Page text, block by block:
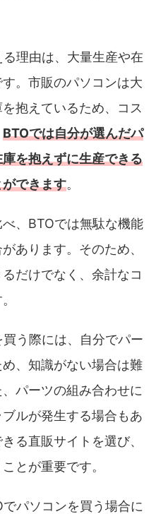
理由は、大量生産や在
。市販のパソコンは大
抱えているため、コス
BTOでは自分が選んだパ
を抱えずに生産できる
できます。
、BTOでは無駄な機能
あります。そのため、
だけでなく、余計なコ
う際には、自分でパー
、知識がない場合は難
パーツの組み合わせに
ルが発生する場合もあ
る直販サイトを選び、
とが重要です。
パソコンを買う場合に